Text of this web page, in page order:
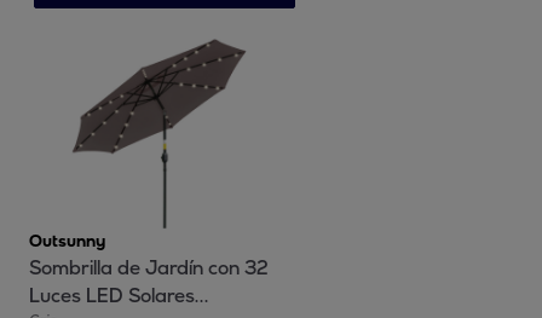
Outsunny
Sombrilla de Jardín con 32
Luces LED Solares